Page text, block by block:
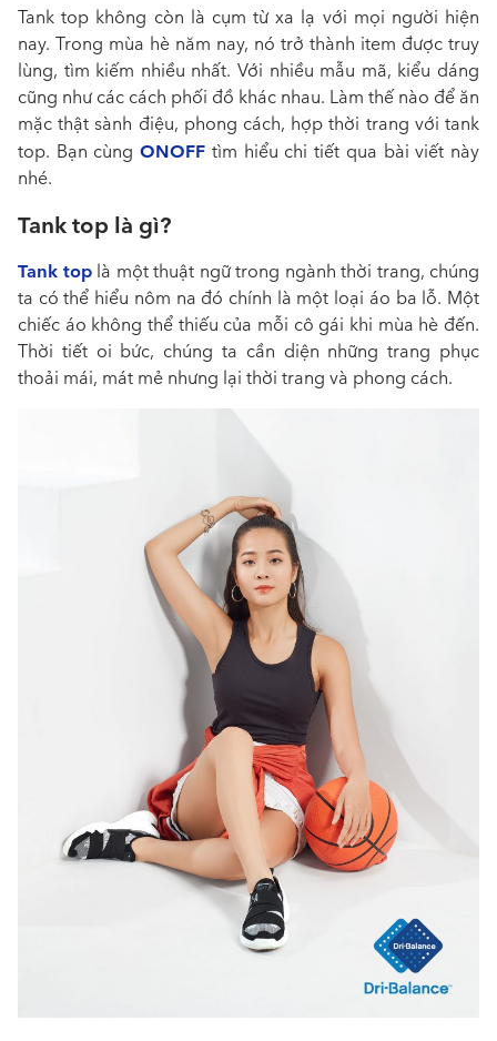
Tank top không còn là cụm từ xa lạ với mọi người hiện
nay. Trong mùa hè năm nay, nó trở thành item được truy
lùng, tìm kiếm nhiều nhất. Với nhiều mẫu mã, kiểu dáng
cũng như các cách phối đồ khác nhau. Làm thế nào để ăn
mặc thật sành điệu, phong cách, hợp thời trang với tank
top. Bạn cùngONOFF tìm hiểu chi tiết qua bài viết này
nhé.
Tank top là gì?
Tank toplà một thuật ngữ trong ngành thời trang, chúng
ta có thể hiểu nôm na đó chính là một loại áo ba lỗ. Một
chiếc áo không thể thiếu của mỗi cô gái khi mùa hè đến.
Thời tiết oi bức, chúng ta cần diện những trang phục
thoải mái, mát mẻ nhưng lại thời trang và phong cách.